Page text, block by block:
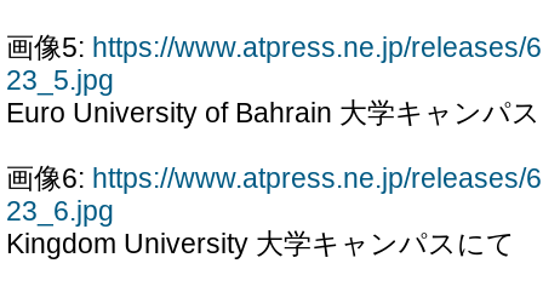
画像5: https://www.atpress.ne.jp/releases/
23_5.jpg
Euro University of Bahrain 大学キャンパ
画像6: https://www.atpress.ne.jp/releases/
23_6.jpg
Kingdom University 大学キャンパスにて